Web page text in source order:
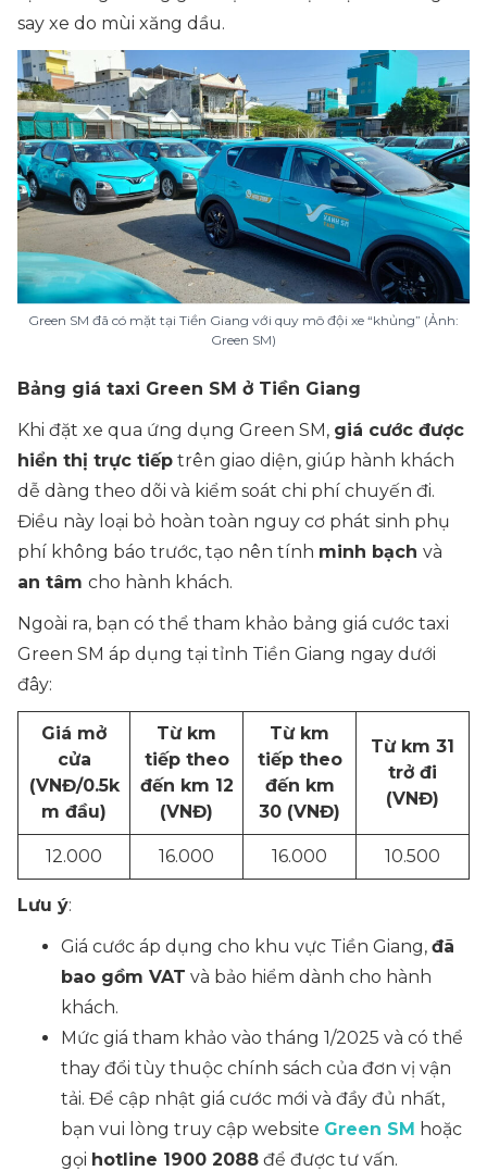
say xe do mùi xăng dầu.
Green SM đã có mặt tại Tiền Giang với quy mô đội xe “khủng” (Ảnh:
Green SM)
Bảng giá taxi Green SM ở Tiền Giang
Khi đặt xe qua ứng dụng Green SM, giá cước được
hiển thị trực tiếp trên giao diện, giúp hành khách
dễ dàng theo dõi và kiểm soát chi phí chuyến đi.
Điều này loại bỏ hoàn toàn nguy cơ phát sinh phụ
phí không báo trước, tạo nên tính minh bạch và
an tâm cho hành khách.
Ngoài ra, bạn có thể tham khảo bảng giá cước taxi
Green SM áp dụng tại tỉnh Tiền Giang ngay dưới
đây:
Giá mở
cửa
(VNĐ/0.5k
m đầu)
Từ km
tiếp theo
đến km 12
(VNĐ)
Từ km
tiếp theo
đến km
30 (VNĐ)
Từ km 31
trở đi
(VNĐ)
12.000 16.000 16.000 10.500
Lưu ý:
Giá cước áp dụng cho khu vực Tiền Giang, đã
bao gồm VAT và bảo hiểm dành cho hành
khách.
Mức giá tham khảo vào tháng 1/2025 và có thể
thay đổi tùy thuộc chính sách của đơn vị vận
tải. Để cập nhật giá cước mới và đầy đủ nhất,
bạn vui lòng truy cập website Green SM hoặc
gọi hotline 1900 2088 để được tư vấn.